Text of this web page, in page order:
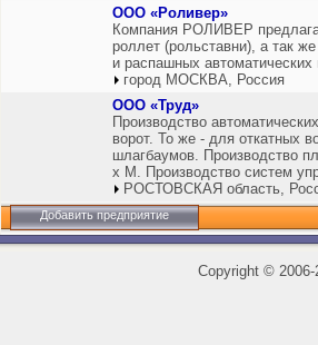
ООО «Роливер»
Компания РОЛИВЕР
роллет (рольставни), а так
и распашных автоматических
город МОСКВА, Россия
ООО «Труд»
Производство
ворот. То же - для откатных
шлагбаумов. Производство
х М. Производство систем
РОСТОВСКАЯ область,
Добавить предприятие
Copyright ©